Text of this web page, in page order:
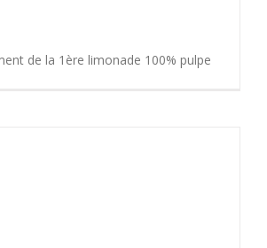
de la 1ère limonade 100% pulpe